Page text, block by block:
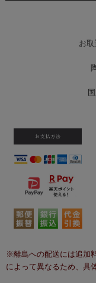
お取
※離島への配送には追加
によって異なるため、具